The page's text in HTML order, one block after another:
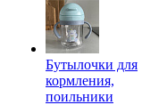
Бутылочки для
кормления,
поильники